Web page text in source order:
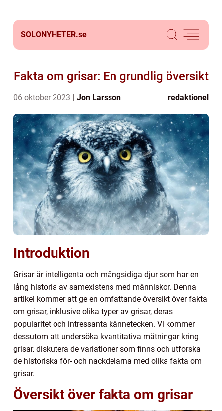
SOLONYHETER.se
Fakta om grisar: En grundlig översikt
06 oktober 2023 Jon Larsson redaktionel
Introduktion
Grisar är intelligenta och mångsidiga djur som har en
lång historia av samexistens med människor. Denna
artikel kommer att ge en omfattande översikt över fakta
om grisar, inklusive olika typer av grisar, deras
popularitet och intressanta kännetecken. Vi kommer
dessutom att undersöka kvantitativa mätningar kring
grisar, diskutera de variationer som finns och utforska
de historiska för- och nackdelarna med olika fakta om
grisar.
Översikt över fakta om grisar